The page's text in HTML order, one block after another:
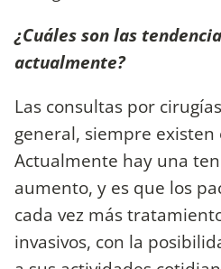
¿Cuáles son las
actualmente?
Las consultas por
general, siempre
Actualmente hay una
aumento, y es que los
cada vez más
invasivos, con la